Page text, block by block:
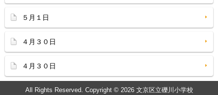
５月１日
４月３０日
４月３０日
All Rights Reserved. Copyright © 2026 文京区立礫川小学校